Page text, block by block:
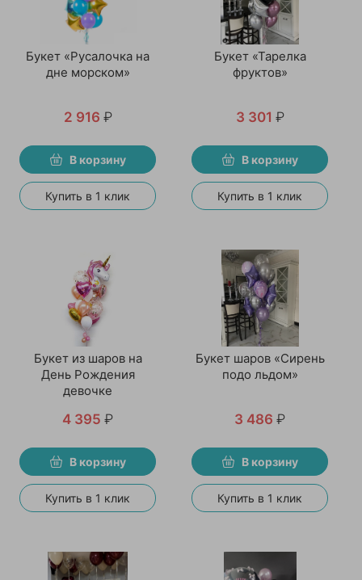
Букет «Русалочка на
дне морском»
2 916 ₽
В корзину
Купить в 1 клик
Букет «Тарелка
фруктов»
3 301 ₽
В корзину
Купить в 1 клик
Букет из шаров на
День Рождения
девочке
4 395 ₽
В корзину
Купить в 1 клик
Букет шаров «Сирень
подо льдом»
3 486 ₽
В корзину
Купить в 1 клик